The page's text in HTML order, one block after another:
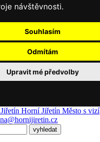
návštěvnosti.
Souhlasím
Odmítám
Upravit mé předvolby
Horní Jiřetín Město s vizí